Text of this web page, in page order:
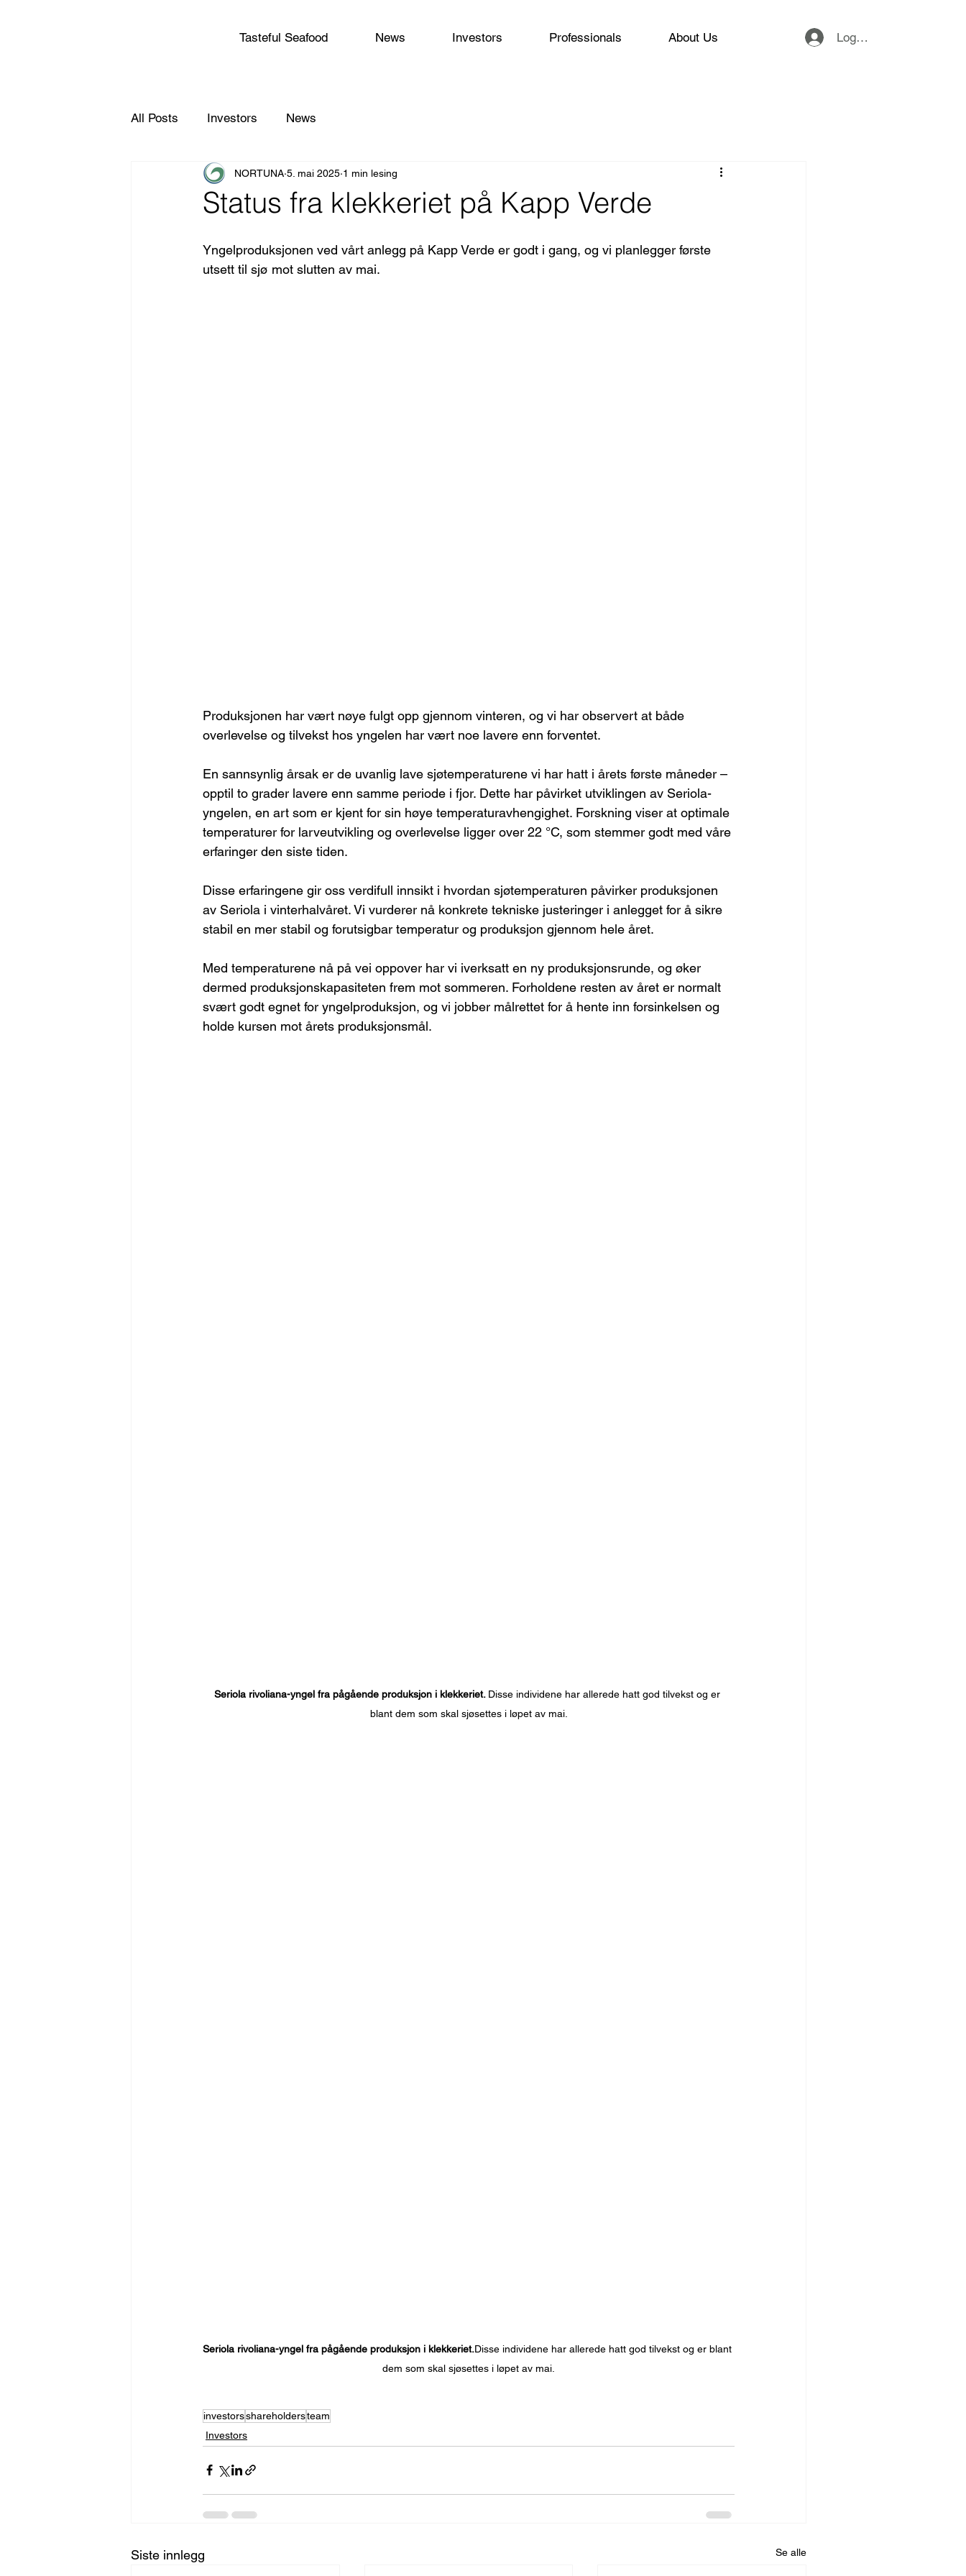
Tasteful Seafood News Investors Professionals About Us Logg inn
All Posts Investors News
Status fra klekkeriet på Kapp Verde
NORTUNA 5. mai 2025 1 min lesing
Yngelproduksjonen ved vårt anlegg på Kapp Verde er godt i gang, og vi planlegger første
utsett til sjø mot slutten av mai.
Produksjonen har vært nøye fulgt opp gjennom vinteren, og vi har observert at både
overlevelse og tilvekst hos yngelen har vært noe lavere enn forventet.
En sannsynlig årsak er de uvanlig lave sjøtemperaturene vi har hatt i årets første måneder –
opptil to grader lavere enn samme periode i fjor. Dette har påvirket utviklingen av Seriola-
yngelen, en art som er kjent for sin høye temperaturavhengighet. Forskning viser at optimale
temperaturer for larveutvikling og overlevelse ligger over 22 °C, som stemmer godt med våre
erfaringer den siste tiden.
Disse erfaringene gir oss verdifull innsikt i hvordan sjøtemperaturen påvirker produksjonen
av Seriola i vinterhalvåret. Vi vurderer nå konkrete tekniske justeringer i anlegget for å sikre
stabil en mer stabil og forutsigbar temperatur og produksjon gjennom hele året.
Med temperaturene nå på vei oppover har vi iverksatt en ny produksjonsrunde, og øker
dermed produksjonskapasiteten frem mot sommeren. Forholdene resten av året er normalt
svært godt egnet for yngelproduksjon, og vi jobber målrettet for å hente inn forsinkelsen og
holde kursen mot årets produksjonsmål.
Seriola rivoliana-yngel fra pågående produksjon i klekkeriet. Disse individene har allerede hatt god tilvekst og er
blant dem som skal sjøsettes i løpet av mai.
Seriola rivoliana-yngel fra pågående produksjon i klekkeriet.Disse individene har allerede hatt god tilvekst og er blant
dem som skal sjøsettes i løpet av mai.
investorsshareholdersteam
Investors
Siste innlegg Se alle